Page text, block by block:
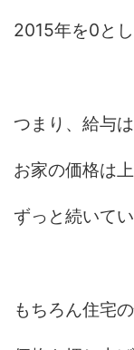
2015年を0と
つまり、給与
お家の価格は
ずっと続いてい
もちろん住宅